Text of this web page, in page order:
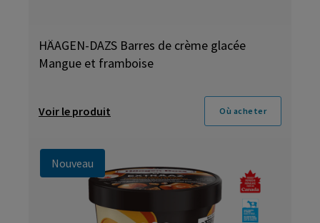
HÄAGEN-DAZS Barres de crème glacée
Mangue et framboise
Voir le produit Où acheter
Nouveau